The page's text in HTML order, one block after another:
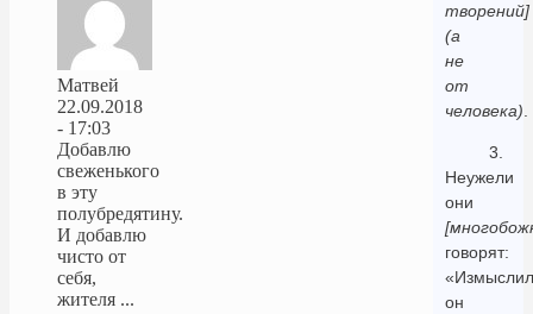
творений]
(а
не
от
человека).
3.
Неужели
они
говорят:
«Измыслил
он
Матвей
22.09.2018
- 17:03
Добавлю
свеженького
в эту
полубредятину.
И добавлю
чисто от
себя,
жителя ...